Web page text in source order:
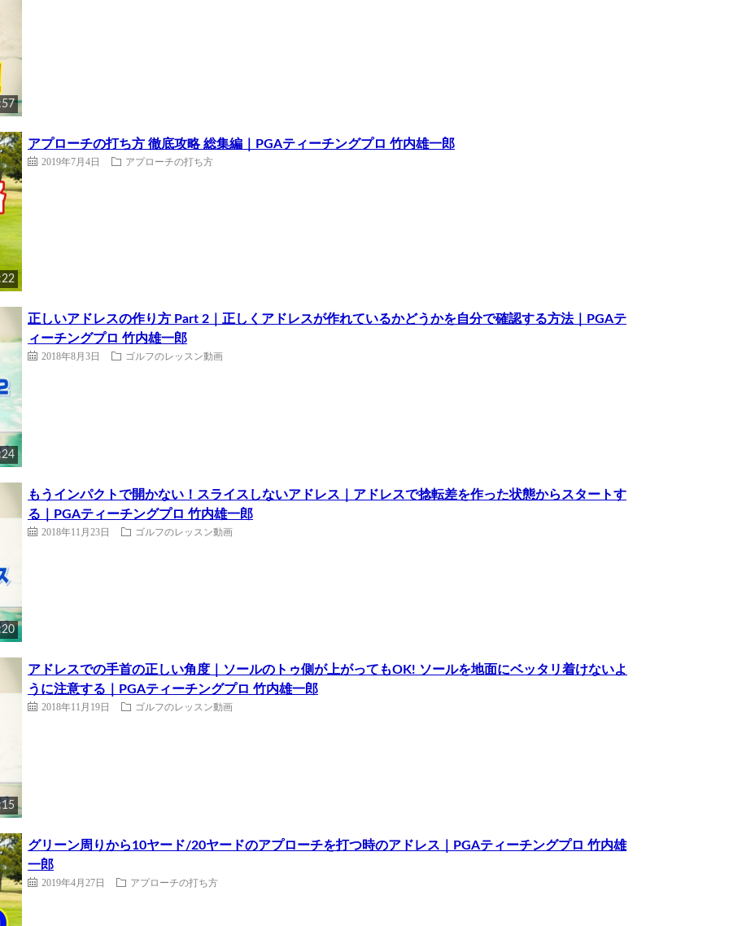
アプローチの打ち方 徹底攻略 総集編｜PGAティーチングプロ 竹内雄一郎
2019年7月4日 アプローチの打ち方
正しいアドレスの作り方 Part 2｜正しくアドレスが作れているかどうかを自分で確認する方法｜PGAテ
ィーチングプロ 竹内雄一郎
2018年8月3日 ゴルフのレッスン動画
もうインパクトで開かない！スライスしないアドレス｜アドレスで捻転差を作った状態からスタートす
る｜PGAティーチングプロ 竹内雄一郎
2018年11月23日 ゴルフのレッスン動画
アドレスでの手首の正しい角度｜ソールのトゥ側が上がってもOK! ソールを地面にベッタリ着けないよ
うに注意する｜PGAティーチングプロ 竹内雄一郎
2018年11月19日 ゴルフのレッスン動画
グリーン周りから10ヤード/20ヤードのアプローチを打つ時のアドレス｜PGAティーチングプロ 竹内雄
一郎
2019年4月27日 アプローチの打ち方